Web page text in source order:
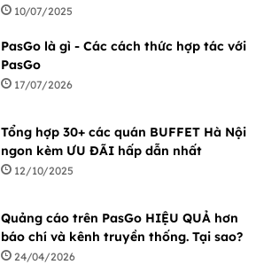
10/07/2025
PasGo là gì - Các cách thức hợp tác với
PasGo
17/07/2026
Tổng hợp 30+ các quán BUFFET Hà Nội
ngon kèm ƯU ĐÃI hấp dẫn nhất
12/10/2025
Quảng cáo trên PasGo HIỆU QUẢ hơn
báo chí và kênh truyền thống. Tại sao?
24/04/2026